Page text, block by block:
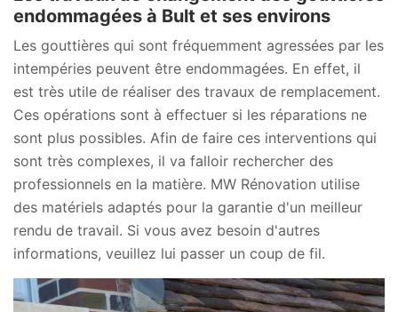
endommagées à Bult et ses environs
Les gouttières qui sont fréquemment agressées par les
intempéries peuvent être endommagées. En effet, il
est très utile de réaliser des travaux de remplacement.
Ces opérations sont à effectuer si les réparations ne
sont plus possibles. Afin de faire ces interventions qui
sont très complexes, il va falloir rechercher des
professionnels en la matière. MW Rénovation utilise
des matériels adaptés pour la garantie d'un meilleur
rendu de travail. Si vous avez besoin d'autres
informations, veuillez lui passer un coup de fil.